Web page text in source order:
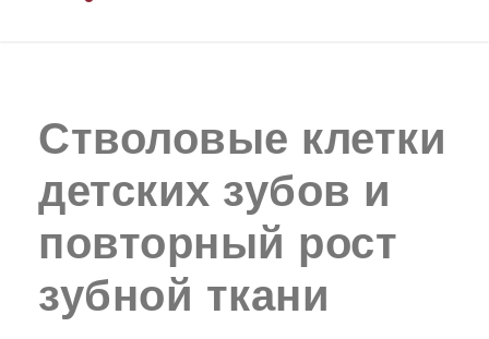
Стволовые клетки
детских зубов и
повторный рост
зубной ткани